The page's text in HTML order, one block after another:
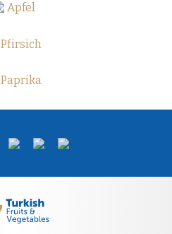
Apfel
Pfirsich
Paprika